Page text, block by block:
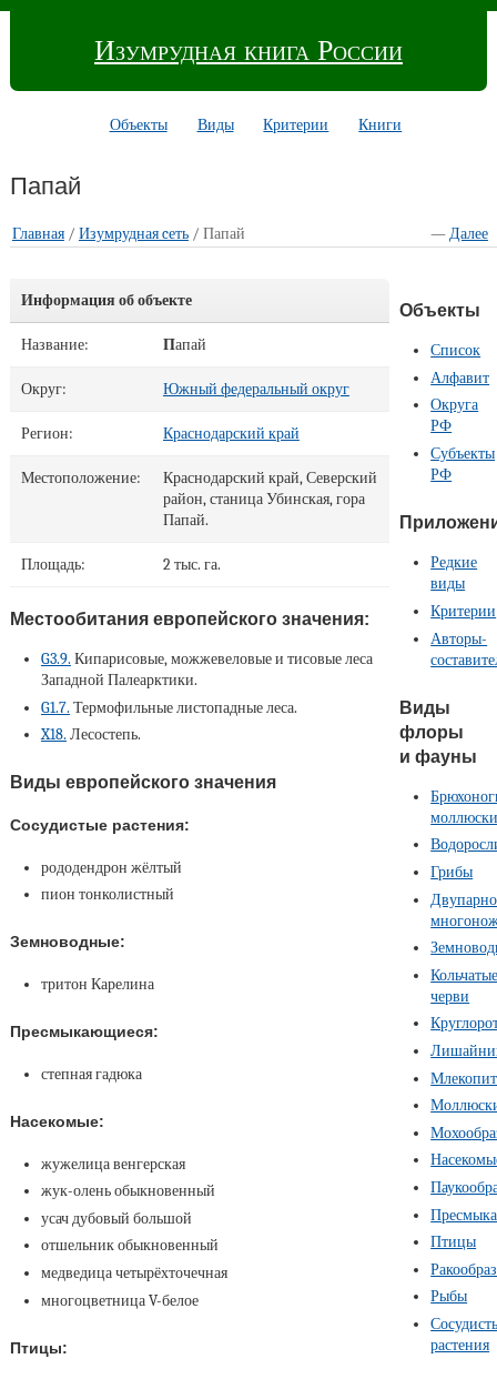
Изумрудная книга России
Объекты Виды Критерии Книги
Папай
Главная/ —Далее
Изумрудная cеть/ Папай
Информация об объекте
Название: Папай
Округ: Южный федеральный округ
Регион: Краснодарский край
Местоположение:
Краснодарский край, Северский
район, станица Убинская, гора
Папай.
Площадь: 2 тыс. га.
Местообитания европейского значения:
G3.9. Кипарисовые, можжевеловые и тисовые леса
Западной Палеарктики.
G1.7. Термофильные листопадные леса.
X18. Лесостепь.
Виды европейского значения
Сосудистые растения:
рододендрон жёлтый
пион тонколистный
Земноводные:
тритон Карелина
Пресмыкающиеся:
степная гадюка
Насекомые:
жужелица венгерская
жук-олень обыкновенный
усач дубовый большой
отшельник обыкновенный
медведица четырёхточечная
многоцветница V-белое
Птицы:
Объекты
Список
Алфавит
Округа
РФ
Субъекты
РФ
Редкие
виды
Критерии
Авторы-
Виды
флоры
и фауны
Грибы
черви
Птицы
Рыбы
растения